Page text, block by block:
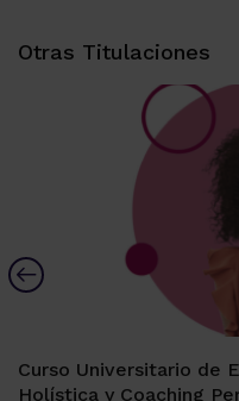
Otras Titulaciones
Curso Universitario de
Holística y Coaching